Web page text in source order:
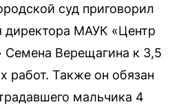
суд приговорил
директора МАУК «Центр
Семена Верещагина к 3,5
работ. Также он обязан
мальчика 4